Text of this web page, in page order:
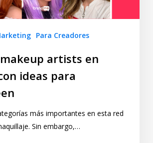
Para Creadores
artists en
ideas para
más importantes en esta red
Sin embargo,…